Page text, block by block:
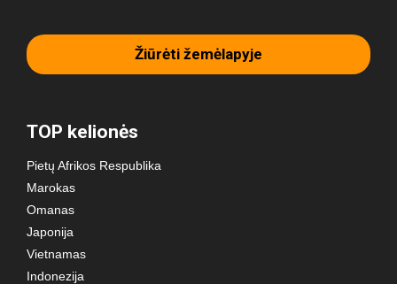
Žiūrėti žemėlapyje
TOP kelionės
Pietų Afrikos Respublika
Marokas
Omanas
Japonija
Vietnamas
Indonezija